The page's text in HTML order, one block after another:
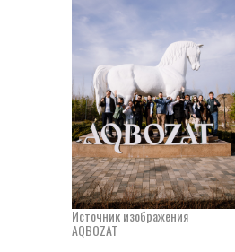
Источник изображения
AQBOZAT